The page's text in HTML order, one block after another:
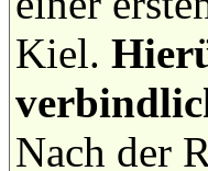
Kiel.
Nach der